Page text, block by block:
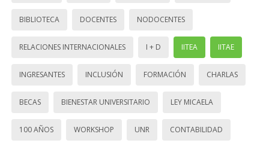
BIBLIOTECA DOCENTES NODOCENTES
RELACIONES INTERNACIONALES I + D IITEA IITAE
INGRESANTES INCLUSIÓN FORMACIÓN CHARLAS
BECAS BIENESTAR UNIVERSITARIO LEY MICAELA
100 AÑOS WORKSHOP UNR CONTABILIDAD